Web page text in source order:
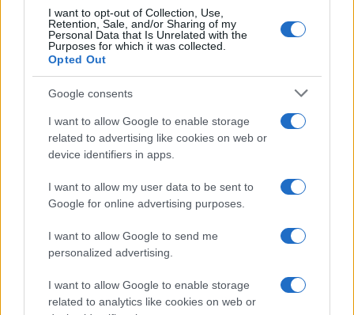
I want to opt-out of Collection, Use,
Retention, Sale, and/or Sharing of my
Personal Data that Is Unrelated with the
Purposes for which it was collected.
Opted Out
Google consents
I want to allow Google to enable storage
related to advertising like cookies on web or
device identifiers in apps.
I want to allow my user data to be sent to
Google for online advertising purposes.
I want to allow Google to send me
personalized advertising.
I want to allow Google to enable storage
related to analytics like cookies on web or
Turiste si perdono a Tavolara: salvate dai vigili
del fuoco
Meteo Olbia 6 agosto, migliora il tempo in
Gallura
Incidente Olbia, poliziotto in vacanza salva 6